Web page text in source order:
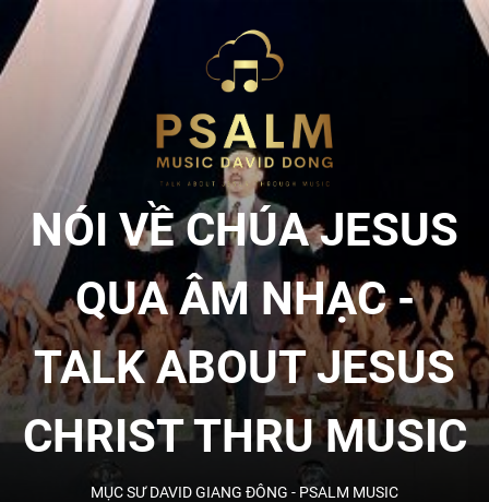
Skip
the
QUA
ÂM
NHẠC
NÓI VỀ CHÚA JESUS
QUA ÂM NHẠC -
TALK ABOUT JESUS
CHRIST THRU MUSIC
MỤC SƯ DAVID GIANG ĐÔNG - PSALM MUSIC